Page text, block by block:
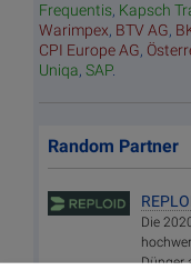
Frequentis, Kapsch
Warimpex, BTV AG,
CPI Europe AG,
Uniqa, SAP.
Random Partner
Die
Dünger